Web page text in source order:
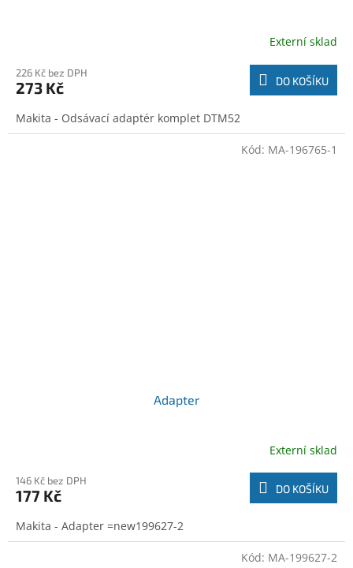
Externí sklad
226 Kč bez DPH
273 Kč DO KOŠÍKU
Makita - Odsávací adaptér komplet DTM52
Adapter
Externí sklad
146 Kč bez DPH
177 Kč DO KOŠÍKU
Makita - Adapter =new199627-2
Kód: MA-196765-1
Kód: MA-199627-2